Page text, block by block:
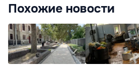
Похожие новости